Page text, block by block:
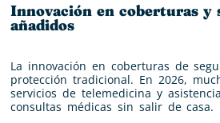
Innovación en coberturas y
añadidos
La innovación en coberturas de
protección tradicional. En 2026,
servicios de telemedicina y
consultas médicas sin salir de casa.